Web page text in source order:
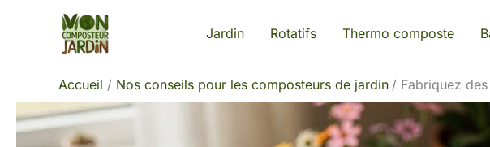
Jardin Rotatifs Thermo composte
Accueil Nos conseils pour les composteurs de jardin Fabriquez